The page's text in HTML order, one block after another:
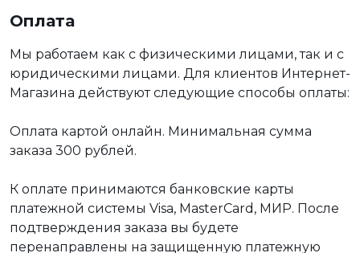
Оплата
Мы работаем как с физическими лицами, так и с
юридическими лицами. Для клиентов Интернет-
Магазина действуют следующие способы оплаты:
Оплата картой онлайн. Минимальная сумма
заказа 300 рублей.
К оплате принимаются банковские карты
платежной системы Visa, MasterCard, МИР. После
подтверждения заказа вы будете
перенаправлены на защищенную платежную